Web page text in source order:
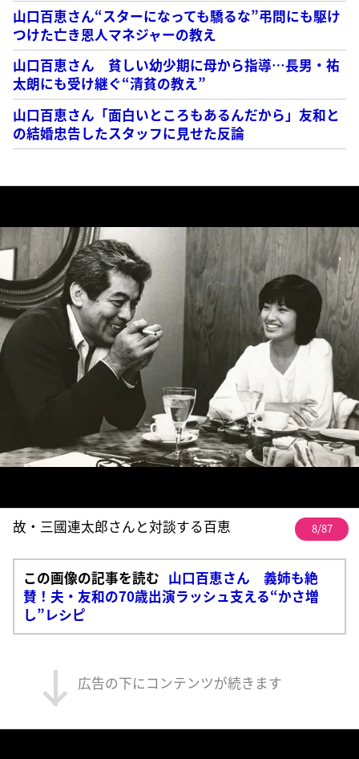
山口百恵さん“スターになっても驕るな”弔問にも駆け
つけた亡き恩人マネジャーの教え
山口百恵さん 貧しい幼少期に母から指導…長男・祐
太朗にも受け継ぐ“清貧の教え”
山口百恵さん「面白いところもあるんだから」友和と
の結婚忠告したスタッフに見せた反論
故・三國連太郎さんと対談する百恵 8/87
この画像の記事を読む 山口百恵さん 義姉も絶
賛！夫・友和の70歳出演ラッシュ支える“かさ増
し”レシピ
広告の下にコンテンツが続きます